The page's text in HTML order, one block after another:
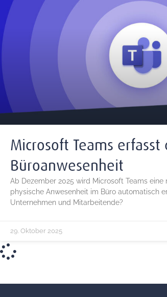
Microsoft Teams erfasst
Büroanwesenheit
Ab Dezember 2025 wird Microsoft Teams eine
physische Anwesenheit im Büro automatisch
Unternehmen und Mitarbeitende?
29. Oktober 2025